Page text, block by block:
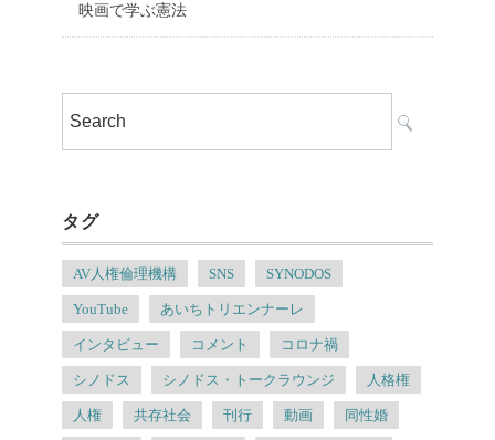
映画で学ぶ憲法
タグ
AV人権倫理機構 SNS SYNODOS
YouTube あいちトリエンナーレ
インタビュー コメント コロナ禍
シノドス シノドス・トークラウンジ 人格権
人権 共存社会 刊行 動画 同性婚